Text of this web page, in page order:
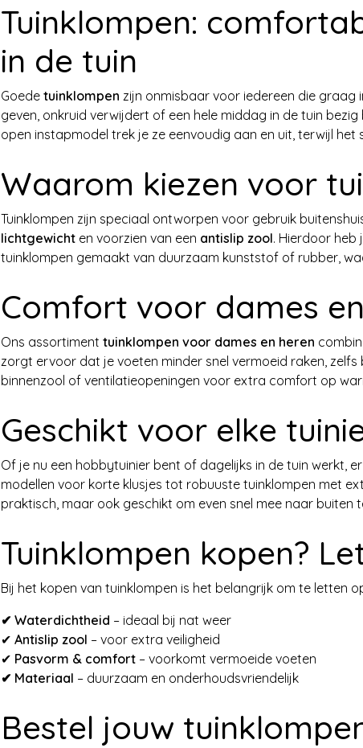
Tuinklompen:
in de tuin
Goede tuinklompen zijn onmisbaar voor iedereen die
geven, onkruid verwijdert of een hele middag in de tuin
open instapmodel trek je ze eenvoudig aan en uit, terwijl
Waarom kiezen voor
Tuinklompen zijn speciaal ontworpen voor gebruik
lichtgewicht en voorzien van een antislip zool. Hierdoor heb
tuinklompen gemaakt van duurzaam kunststof of rubber,
Comfort voor dames
Ons assortiment tuinklompen voor dames en heren
zorgt ervoor dat je voeten minder snel vermoeid raken,
binnenzool of ventilatieopeningen voor extra comfort op
Geschikt voor elke
Of je nu een hobbytuinier bent of dagelijks in de tuin werkt,
modellen voor korte klusjes tot robuuste tuinklompen met
praktisch, maar ook geschikt om even snel mee naar buiten
Tuinklompen kopen?
Bij het kopen van tuinklompen is het belangrijk om te letten
✔ Waterdichtheid – ideaal bij nat weer
✔ Antislip zool – voor extra veiligheid
✔ Pasvorm & comfort – voorkomt vermoeide voeten
✔ Materiaal – duurzaam en onderhoudsvriendelijk
Bestel jouw